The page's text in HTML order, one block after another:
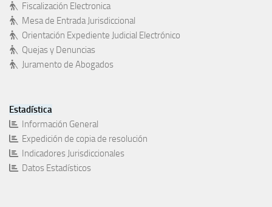
Fiscalización Electronica
Mesa de Entrada Jurisdiccional
Orientación Expediente Judicial Electrónico
Quejas y Denuncias
Juramento de Abogados
Estadística
Información General
Expedición de copia de resolución
Indicadores Jurisdiccionales
Datos Estadísticos